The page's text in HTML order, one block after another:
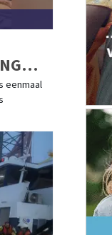
eenmaal